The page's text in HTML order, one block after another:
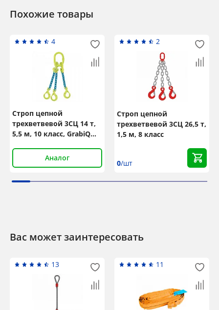
Похожие товары
4
Строп цепной
трехветвевой 3СЦ 14 т,
5,5 м, 10 класс, GrabiQ
Аналог
2
Строп цепной
трехветвевой 3СЦ 26,5 т,
1,5 м, 8 класс
0/шт
Вас может заинтересовать
13 11